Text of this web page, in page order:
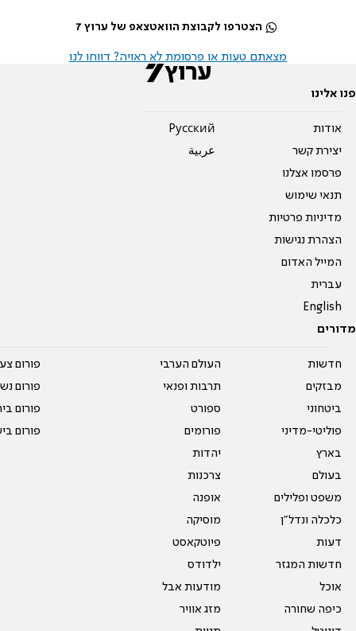
הצטרפו לקבוצת הוואטצאפ של ערוץ 7
מצאתם טעות או פרסומת לא ראויה? דווחו לנו
פנו אלינו
אודות
יצירת קשר
פרסמו אצלנו
תנאי שימוש
מדיניות פרטיות
הצהרת נגישות
המייל האדום
עברית
English
Pусский
عربية
מדורים
חדשות
מבזקים
ביטחוני
פוליטי-מדיני
בארץ
בעולם
משפט ופלילים
כלכלה ונדל"ן
דעות
חדשות המגזר
אוכל
כיפה שחורה
העולם הערבי
תרבות ופנאי
ספורט
פורומים
יהדות
צרכנות
אופנה
מוסיקה
פיוטקאסט
ילדודס
מודעות אבל
מזג אוויר
פורום
פורום
פורום
פורום